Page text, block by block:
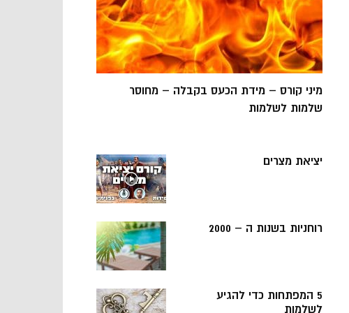
מיני קורס – מידת הכעס בקבלה – מחוסר
שלמות לשלמות
יציאת מצרים
רוחניות בשנות ה – 2000
5 המפתחות כדי להגיע
לשלמות